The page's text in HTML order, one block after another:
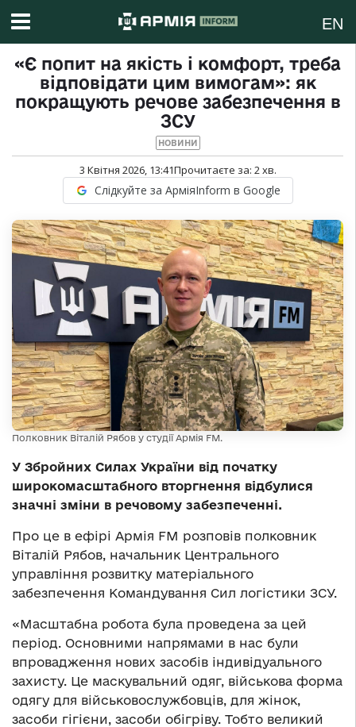
EN
«Є попит на якість і комфорт, треба
відповідати цим вимогам»: як
покращують речове забезпечення в
ЗСУ
НОВИНИ
3 Квітня 2026, 13:41Прочитаєте за: 2хв.
Слідкуйте за АрміяInform в Google
Полковник Віталій Рябов у студії Армія FM.
У Збройних Силах України від початку
широкомасштабного вторгнення відбулися
значні зміни в речовому забезпеченні.
Про це в ефірі Армія FM розповів полковник
Віталій Рябов, начальник Центрального
управління розвитку матеріального
забезпечення Командування Сил логістики ЗСУ.
«Масштабна робота була проведена за цей
період. Основними напрямами в нас були
впровадження нових засобів індивідуального
захисту. Це маскувальний одяг, військова форма
одягу для військовослужбовців, для жінок,
засоби гігієни, засоби обігріву. Тобто великий